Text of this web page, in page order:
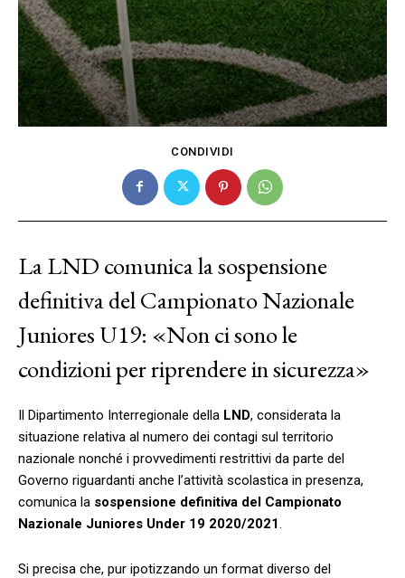
CONDIVIDI
La LND comunica la sospensione
definitiva del Campionato Nazionale
Juniores U19: «Non ci sono le
condizioni per riprendere in sicurezza»
Il Dipartimento Interregionale della LND, considerata la
situazione relativa al numero dei contagi sul territorio
nazionale nonché i provvedimenti restrittivi da parte del
Governo riguardanti anche l’attività scolastica in presenza,
comunica la sospensione definitiva del Campionato
Nazionale Juniores Under 19 2020/2021.
Si precisa che, pur ipotizzando un format diverso del